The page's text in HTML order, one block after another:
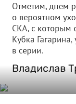
Отметим, днем
о вероятном
СКА, с которым
Кубка
в серии.
Владислав